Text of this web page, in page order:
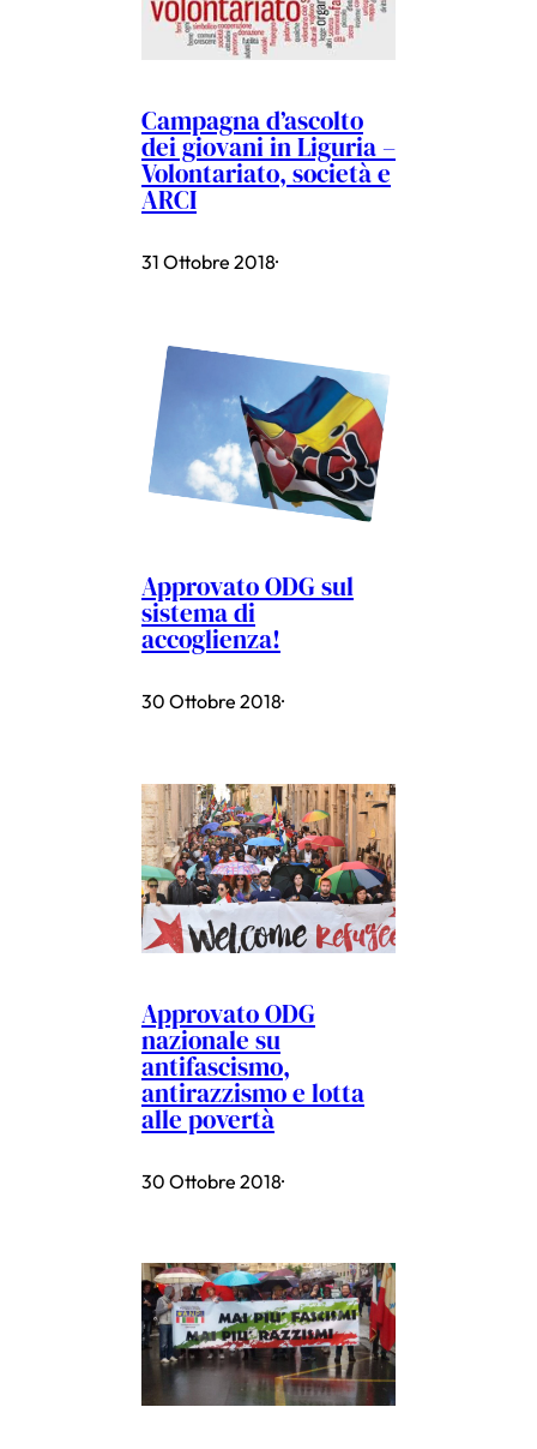
Campagna d’ascolto
dei giovani in Liguria –
Volontariato, società e
ARCI
31 Ottobre 2018·
Approvato ODG sul
sistema di
accoglienza!
30 Ottobre 2018·
Approvato ODG
nazionale su
antifascismo,
antirazzismo e lotta
alle povertà
30 Ottobre 2018·